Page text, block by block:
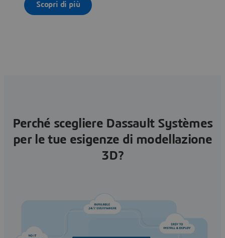
Scopri di più
Perché scegliere Dassault Systèmes
per le tue esigenze di modellazione
3D?